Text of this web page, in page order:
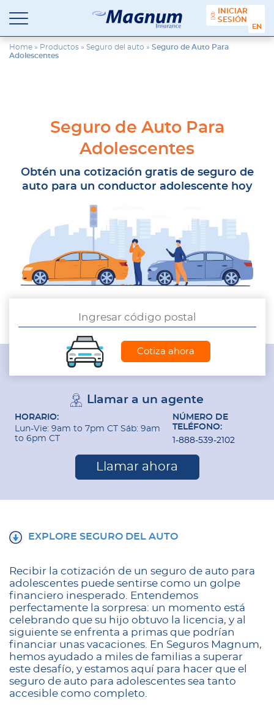
contenido
Seguros
Magnum
Agencia
de
INICIAR
SESIÓN
Home » Productos » Seguro del auto » Seguro de Auto Para
Adolescentes
Seguro de Auto Para
Adolescentes
Obtén una cotización gratis de seguro de
auto para un conductor adolescente hoy
Llamar a un agente
HORARIO:
Lun-Vie: 9am to 7pm CT Sáb: 9am
to 6pm CT
NÚMERO DE
TELÉFONO:
1-888-539-2102
Llamar ahora
EXPLORE SEGURO DEL AUTO
Recibir la cotización de un seguro de auto para
adolescentes puede sentirse como un golpe
financiero inesperado. Entendemos
perfectamente la sorpresa: un momento está
celebrando que su hijo obtuvo la licencia, y al
siguiente se enfrenta a primas que podrían
financiar unas vacaciones. En Seguros Magnum,
hemos ayudado a miles de familias a superar
este desafío, y estamos aquí para hacer que el
seguro de auto para adolescentes sea tanto
accesible como completo.